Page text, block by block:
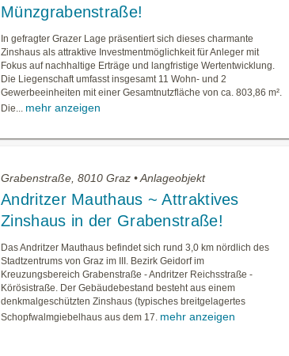
Münzgrabenstraße!
In gefragter Grazer Lage präsentiert sich dieses charmante
Zinshaus als attraktive Investmentmöglichkeit für Anleger mit
Fokus auf nachhaltige Erträge und langfristige Wertentwicklung.
Die Liegenschaft umfasst insgesamt 11 Wohn- und 2
Gewerbeeinheiten mit einer Gesamtnutzfläche von ca. 803,86 m².
Die... mehr anzeigen
Grabenstraße, 8010 Graz • Anlageobjekt
Andritzer Mauthaus ~ Attraktives
Zinshaus in der Grabenstraße!
Das Andritzer Mauthaus befindet sich rund 3,0 km nördlich des
Stadtzentrums von Graz im III. Bezirk Geidorf im
Kreuzungsbereich Grabenstraße - Andritzer Reichsstraße -
Körösistraße. Der Gebäudebestand besteht aus einem
denkmalgeschützten Zinshaus (typisches breitgelagertes
Schopfwalmgiebelhaus aus dem 17. mehr anzeigen